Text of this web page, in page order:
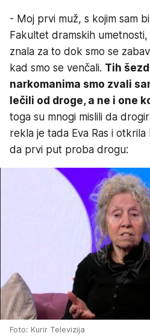
- Moj prvi muž, s kojim sam
Fakultet dramskih
znala za to dok smo se
kad smo se venčali. Tih
narkomanima smo zvali
lečili od droge, a ne i one
toga su mnogi mislili da
rekla je tada Eva Ras i
da prvi put proba drogu:
Foto: Kurir Televizija